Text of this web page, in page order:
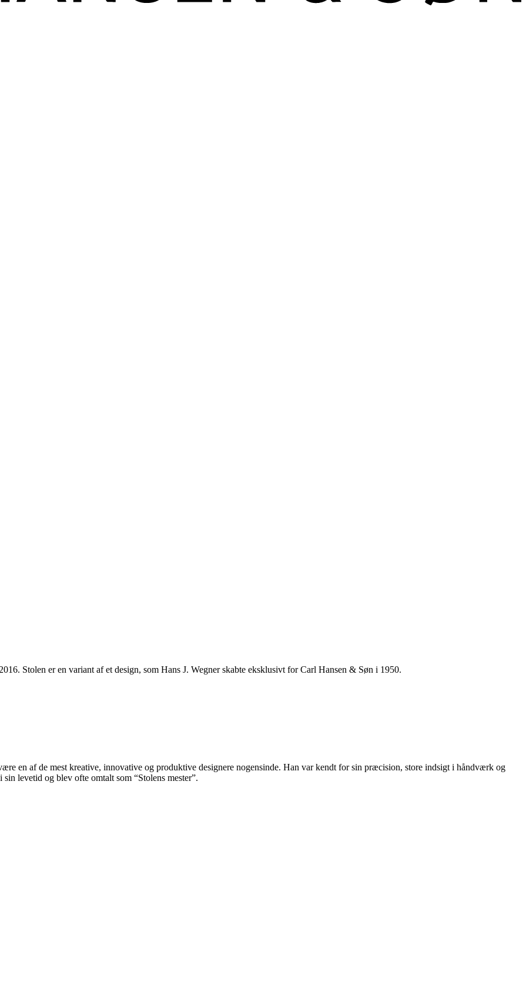
Stolen er en variant af et design, som Hans J. Wegner skabte eksklusivt for Carl Hansen & Søn i 1950.
en af de mest kreative, innovative og produktive designere nogensinde. Han var kendt for sin præcision, store indsigt i håndværk og
levetid og blev ofte omtalt som “Stolens mester”.